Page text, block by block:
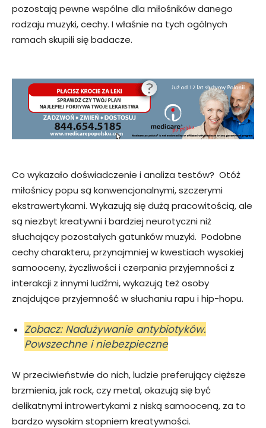
pozostają pewne wspólne dla miłośników danego
rodzaju muzyki, cechy. I właśnie na tych ogólnych
ramach skupili się badacze.
Co wykazało doświadczenie i analiza testów? Otóż
miłośnicy popu są konwencjonalnymi, szczerymi
ekstrawertykami. Wykazują się dużą pracowitością, ale
są niezbyt kreatywni i bardziej neurotyczni niż
słuchający pozostałych gatunków muzyki. Podobne
cechy charakteru, przynajmniej w kwestiach wysokiej
samooceny, życzliwości i czerpania przyjemności z
interakcji z innymi ludźmi, wykazują też osoby
znajdujące przyjemność w słuchaniu rapu i hip-hopu.
Zobacz: Nadużywanie antybiotyków.
Powszechne i niebezpieczne
W przeciwieństwie do nich, ludzie preferujący cięższe
brzmienia, jak rock, czy metal, okazują się być
delikatnymi introwertykami z niską samooceną, za to
bardzo wysokim stopniem kreatywności.